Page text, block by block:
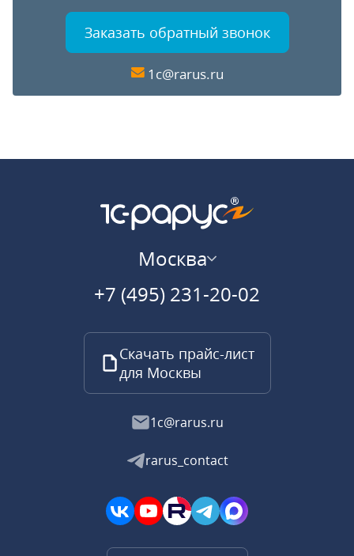
Заказать обратный звонок
1c@rarus.ru
Москва
+7 (495) 231-20-02
Скачать прайс-лист
для Москвы
1c@rarus.ru
rarus_contact